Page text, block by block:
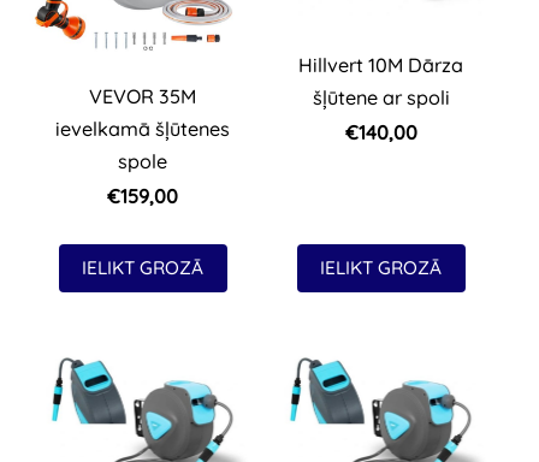
VEVOR 35M
ievelkamā šļūtenes
spole
€159,00
IELIKT GROZĀ
Hillvert 10M Dārza
šļūtene ar spoli
€140,00
IELIKT GROZĀ